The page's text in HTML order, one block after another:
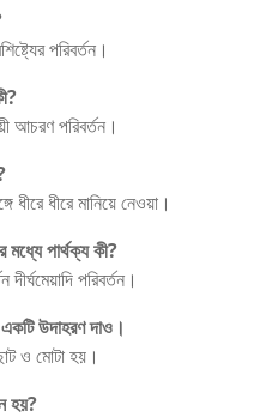
পরিবর্তন।
আচরণ পরিবর্তন।
ধীরে ধীরে মানিয়ে নেওয়া।
পার্থক্য কী?
পরিবর্তন।
উদাহরণ দাও।
ও মোটা হয়।
হয়?